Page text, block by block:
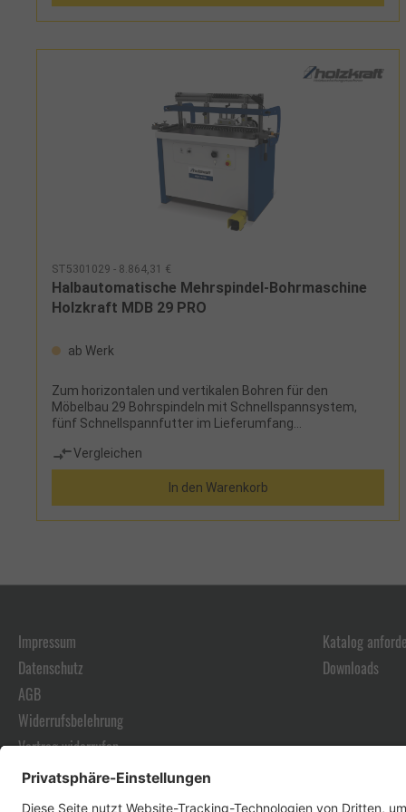
und Bohrhöhenanzeige über ZählwerkeStabile
Seitenanschlagprofile rechts und links mit Skala und je
und 2 AnschlagklappenSechs Schnellwechselbohrfutter
für Schaft 10mm im LieferumfangHerstellerStürmer
Maschinen GmbHDr.-Robert-Pfleger-Str. 26, 96103
Hallstadt, Deutschlandinfo@stuermer-maschinen.de
Lieferumfang: Sechs Schnellwechselfutter für
Schaftdurchmesser 10 mmZwei Seitenanschläge mit je
einer Anschlagklappe 3m Aluminiumanschlag mit 2
ST5301029 - 8.864,31 €
Halbautomatische Mehrspindel-Bohrmaschine
Holzkraft MDB 29 PRO
ab Werk
Zum horizontalen und vertikalen Bohren für den
Möbelbau 29 Bohrspindeln mit Schnellspannsystem,
fünf Schnellspannfutter im Lieferumfang
System zur schnellen und einfachen Justierung der
Bohrtiefe über SpiralscheibePneumatische
Bohrkopfschwenkung, zum Bohren in jeder Position
zwischen 0° und 90°Zweifach geführte Seitenanschläge
aus Gusseisen präzise über Drehrad mit Zählwerk
Bearbeitung von 2 Werksstücken mit je 444mm Breite
anwendbar.HerstellerStürmer Maschinen GmbHDr.-
Robert-Pfleger-Str. 26, 96103 Hallstadt,
SchnellspannfutterZwei Anschlaglineale mit je 1,5 m
LängeVier Klappanschläge für die AnschlaglinealeEine
Einstelllehre für die Feineinstellung der Klappanschläge
Vergleichen
In den Warenkorb
Impressum
Datenschutz
AGB
Widerrufsbelehrung
Vertrag widerrufen
Katalog
Downloads